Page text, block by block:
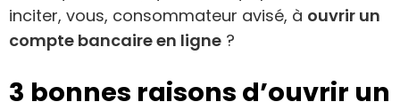
inciter, vous, consommateur avisé, à ouvrir un
compte bancaire en ligne ?
3 bonnes raisons d’ouvrir un